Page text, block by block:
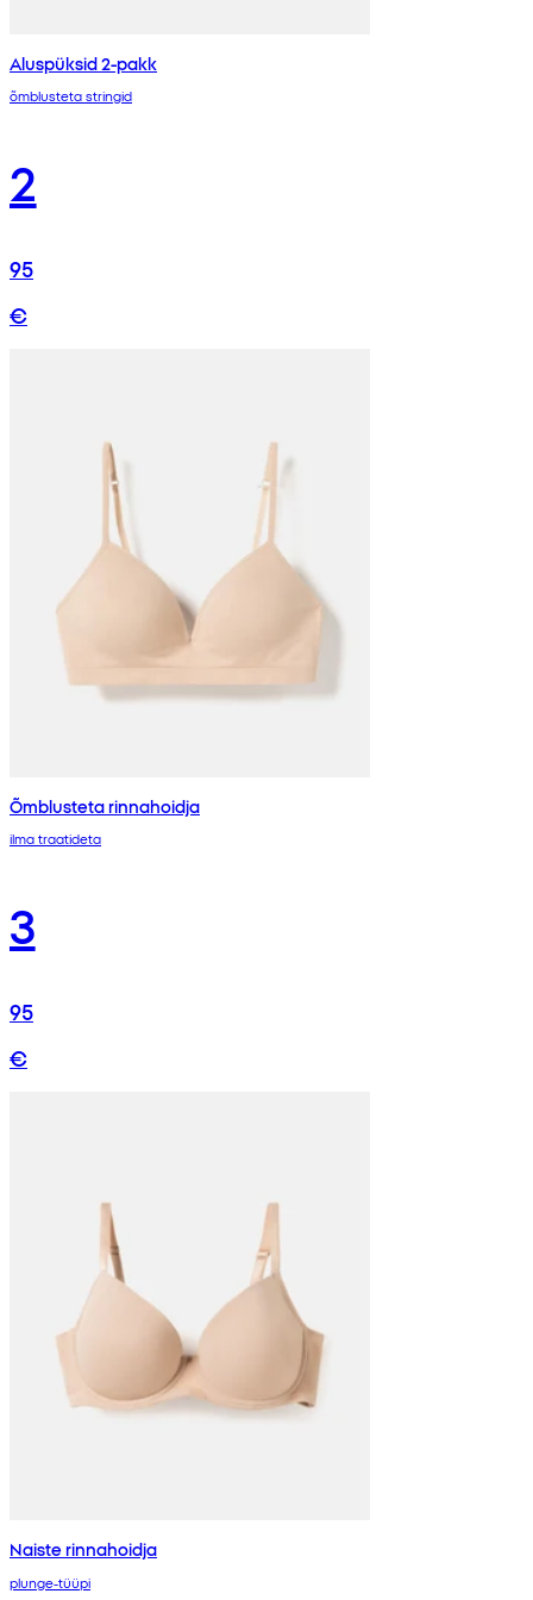
Aluspüksid 2-pakk
õmblusteta stringid
2
95
€
Õmblusteta rinnahoidja
ilma traatideta
3
95
€
Naiste rinnahoidja
plunge-tüüpi